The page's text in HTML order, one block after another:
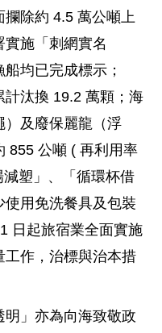
除約 4.5 萬公噸上
施「刺網實名
均已完成標示；
計汰換 19.2 萬顆；海
）及廢保麗龍（浮
855 公噸 ( 再利用率
塑」、「循環杯借
用免洗餐具及包裝
日起旅宿業全面實施
作，治標與治本措
」亦為向海致敬政